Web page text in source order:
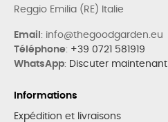
Reggio Emilia (RE) Italie
Email : info@thegoodgarden.eu
Téléphone: +39 0721 581919
WhatsApp: Discuter maintenant
Informations
Expédition et livraisons